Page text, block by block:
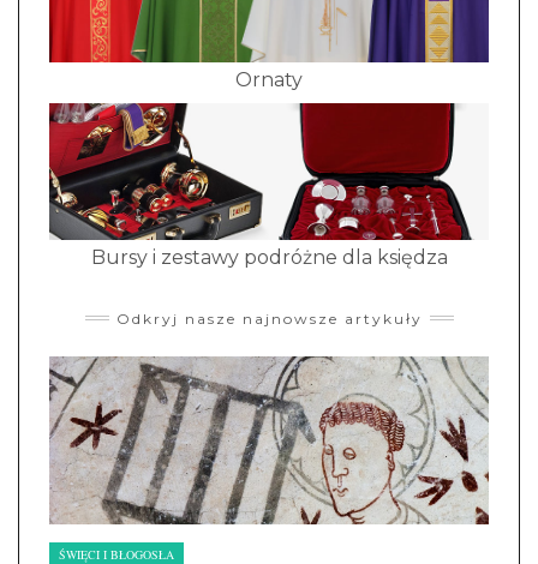
Ornaty
Bursy i zestawy podróżne dla księdza
Odkryj nasze najnowsze artykuły
ŚWIĘCI I BŁOGOSŁA